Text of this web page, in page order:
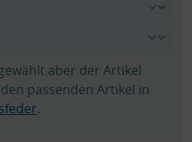
aber der Artikel
passenden Artikel in
.